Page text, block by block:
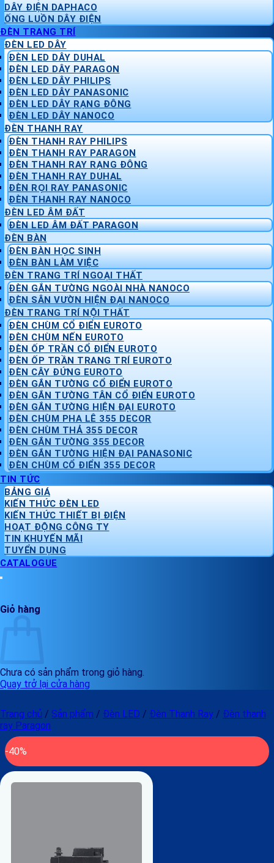
DÂY ĐIỆN DAPHACO
ỐNG LUỒN DÂY ĐIỆN
ĐÈN TRANG TRÍ
ĐÈN LED DÂY
ĐÈN LED DÂY DUHAL
ĐÈN LED DÂY PARAGON
ĐÈN LED DÂY PHILIPS
ĐÈN LED DÂY PANASONIC
ĐÈN LED DÂY RẠNG ĐÔNG
ĐÈN LED DÂY NANOCO
ĐÈN THANH RAY
ĐÈN THANH RAY PHILIPS
ĐÈN THANH RAY PARAGON
ĐÈN THANH RAY RẠNG ĐÔNG
ĐÈN THANH RAY DUHAL
ĐÈN RỌI RAY PANASONIC
ĐÈN THANH RAY NANOCO
ĐÈN LED ÂM ĐẤT
ĐÈN LED ÂM ĐẤT PARAGON
ĐÈN BÀN
ĐÈN BÀN HỌC SINH
ĐÈN BÀN LÀM VIỆC
ĐÈN TRANG TRÍ NGOẠI THẤT
ĐÈN GẮN TƯỜNG NGOÀI NHÀ NANOCO
ĐÈN SÂN VƯỜN HIỆN ĐẠI NANOCO
ĐÈN TRANG TRÍ NỘI THẤT
ĐÈN CHÙM CỔ ĐIỂN EUROTO
ĐÈN CHÙM NẾN EUROTO
ĐÈN ỐP TRẦN CỔ ĐIỂN EUROTO
ĐÈN ỐP TRẦN TRANG TRÍ EUROTO
ĐÈN CÂY ĐỨNG EUROTO
ĐÈN GẮN TƯỜNG CỔ ĐIỂN EUROTO
ĐÈN GẮN TƯỜNG TÂN CỔ ĐIỂN EUROTO
ĐÈN GẮN TƯỜNG HIỆN ĐẠI EUROTO
ĐÈN CHÙM PHA LÊ 355 DECOR
ĐÈN CHÙM THẢ 355 DECOR
ĐÈN GẮN TƯỜNG 355 DECOR
ĐÈN GẮN TƯỜNG HIỆN ĐẠI PANASONIC
ĐÈN CHÙM CỔ ĐIỂN 355 DECOR
TIN TỨC
BẢNG GIÁ
KIẾN THỨC ĐÈN LED
KIẾN THỨC THIẾT BỊ ĐIỆN
HOẠT ĐỘNG CÔNG TY
TIN KHUYẾN MÃI
TUYỂN DỤNG
CATALOGUE
Giỏ hàng
Chưa có sản phẩm trong giỏ hàng.
Quay trở lại cửa hàng
Trang chủ / Sản phẩm / Đèn LED / Đèn Thanh Ray / Đèn thanh
ray Paragon
-40%